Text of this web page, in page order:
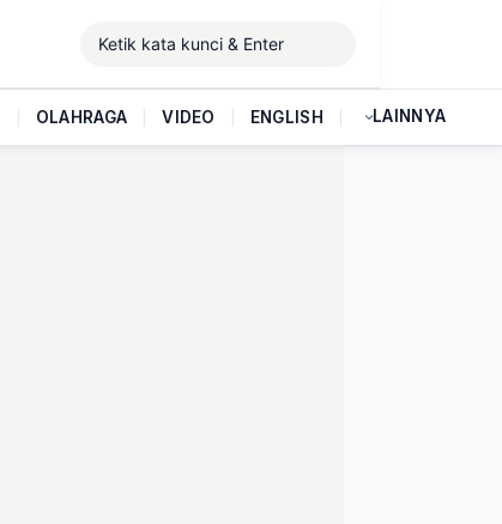
OLAHRAGA VIDEO ENGLISH LAINNYA